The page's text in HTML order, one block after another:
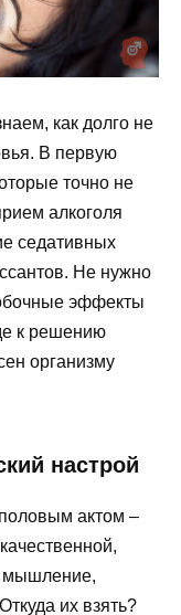
как долго не
В первую
точно не
алкоголя
седативных
Не нужно
эффекты
к решению
организму
настрой
актом –
мышление,
их взять?